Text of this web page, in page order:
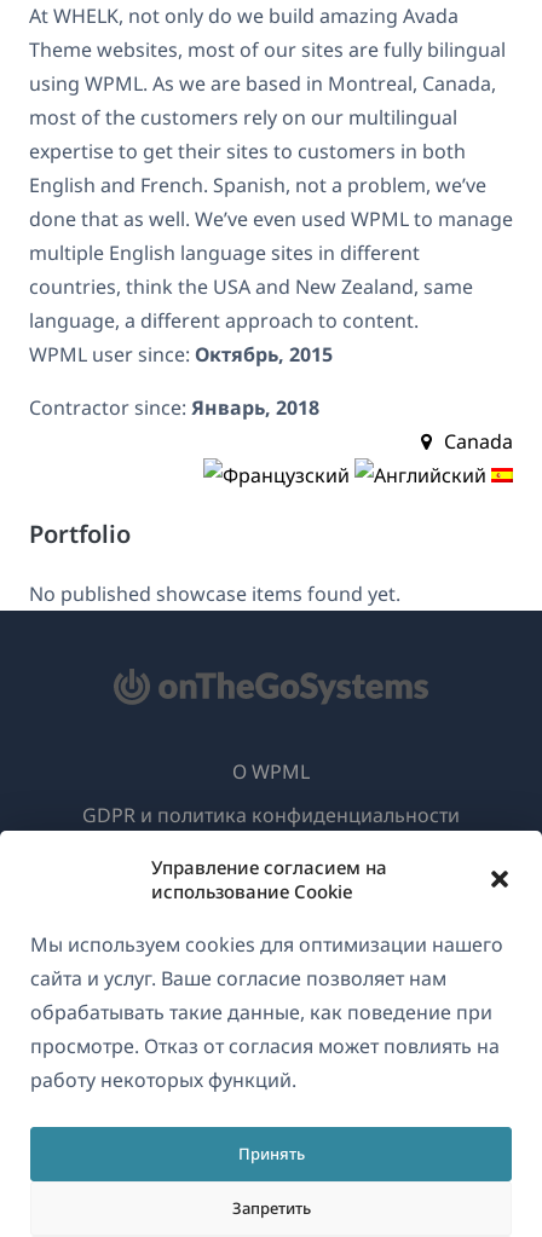
Управление согласием на
использование Cookie
Мы используем cookies для оптимизации нашего
сайта и услуг. Ваше согласие позволяет нам
обрабатывать такие данные, как поведение при
просмотре. Отказ от согласия может повлиять на
работу некоторых функций.
Принять
Запретить
At WHELK, not only do we build amazing Avada
Theme websites, most of our sites are fully bilingual
using WPML. As we are based in Montreal, Canada,
most of the customers rely on our multilingual
expertise to get their sites to customers in both
English and French. Spanish, not a problem, we’ve
done that as well. We’ve even used WPML to manage
multiple English language sites in different
countries, think the USA and New Zealand, same
language, a different approach to content.
WPML user since: Октябрь, 2015
Contractor since: Январь, 2018
Canada
Portfolio
No published showcase items found yet.
© 2026OnTheGoSystems Limited
новом
Русский
О WPML
GDPR и политика конфиденциальности
Присоединяйтесь к нашей команде
окне)
(открывается
в
(открывается
в
(открывается
в